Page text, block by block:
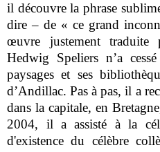
il découvre la phrase
dire – de « ce grand
œuvre justement
Hedwig Speliers n’a
paysages et ses
d’Andillac. Pas à pas, il a
dans la capitale, en
2004, il a assisté à la
d'existence du célèbre